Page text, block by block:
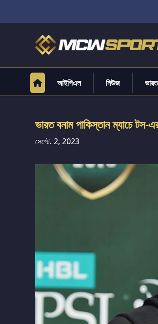
আইপিএল নিউজ
ভারত বনাম পাকিস্তান ম্যাচে
সেপ্টে. 2, 2023